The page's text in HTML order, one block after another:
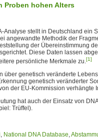
Proben hohen Alters
Analyse stellt in Deutschland ein
angewandte Methodik der
der Übereinstimmung
Diese Daten lassen
persönliche Merkmale zu.[1]
über genetisch veränderte
genetisch veränderter
der EU-Kommission verhängte
hat auch der Einsatz von
Trüffel).
, National DNA Database,